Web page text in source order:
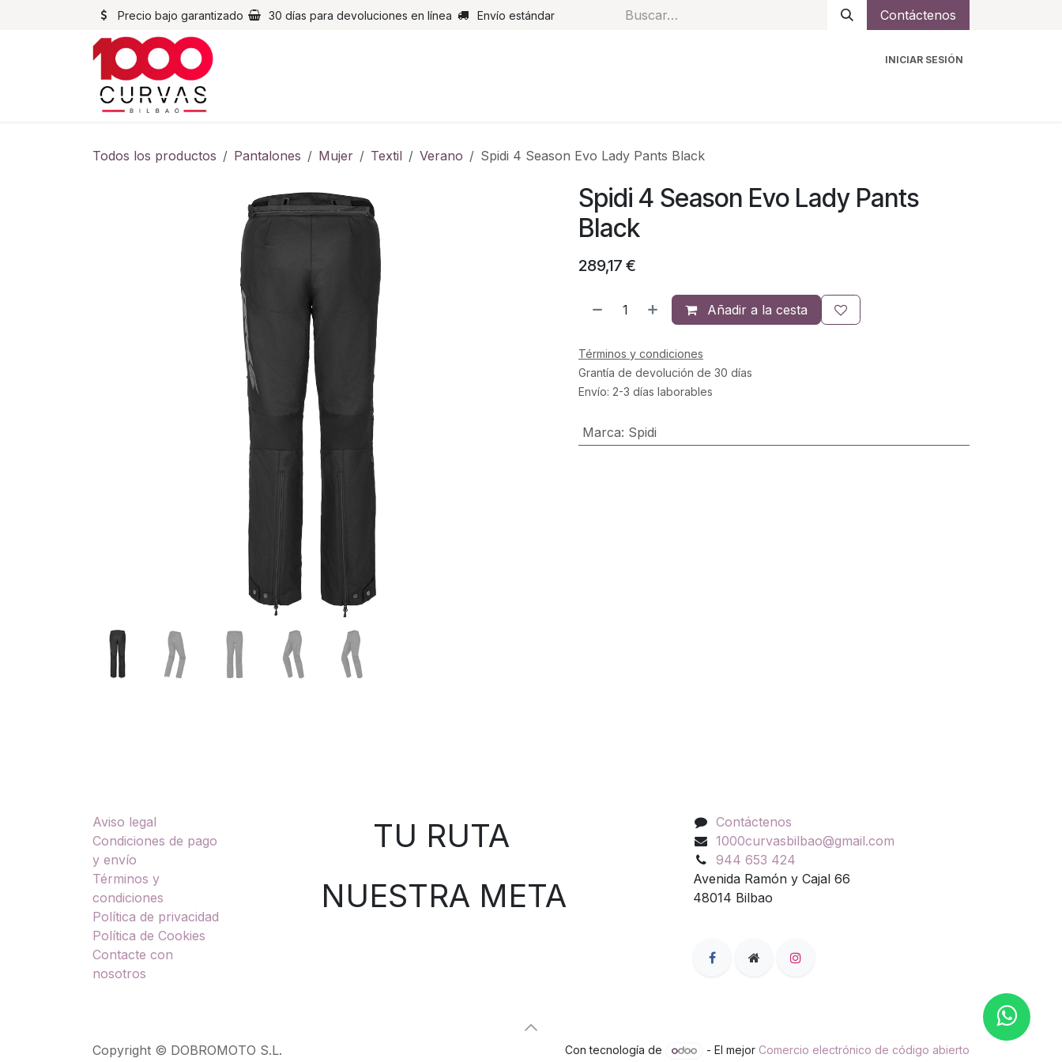
Precio bajo garantizado 30 días para devoluciones en línea Envío estándar Contáctenos
INICIAR SESIÓN
Todos los productos Pantalones Mujer Textil Verano Spidi 4 Season Evo Lady Pants Black
Spidi 4 Season Evo Lady Pants
Black
289,17 €
Añadir a la cesta
Términos y condiciones
Grantía de devolución de 30 días
Envío: 2-3 días laborables
Marca: Spidi
Aviso legal
Condiciones de pago
y envío
Términos y
condiciones
Política de privacidad
Política de Cookies
Contacte con
nosotros
TU RUTA
NUESTRA META
Contáctenos
1000curvasbilbao@gmail.com
944 653 424
Avenida Ramón y Cajal 66
48014 Bilbao
Copyright © DOBROMOTO S.L. Con tecnología de - El mejor Comercio electrónico de código abierto